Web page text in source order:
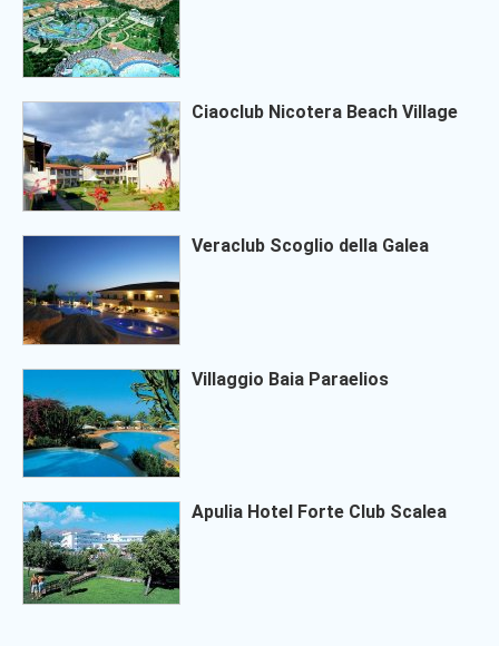
Ciaoclub Nicotera Beach Village
Veraclub Scoglio della Galea
Villaggio Baia Paraelios
Apulia Hotel Forte Club Scalea